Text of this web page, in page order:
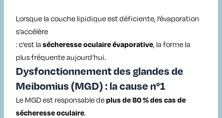
Lorsque la couche lipidique est déficiente, l’évaporation
s’accélère
: c’est lasécheresse oculaire évaporative, la forme la
plus fréquente aujourd’hui.
Dysfonctionnement des glandes de
Meibomius (MGD) : la cause n°1
Le MGD est responsable deplus de 80 % des cas de
sécheresse oculaire.